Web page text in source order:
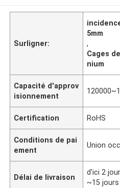
Surligner:
5mm
,
Cages
nium
Capacité d'approv
isionnement
Certification RoHS
Conditions de pai
ement
Union
Délai de livraison
d'ici 2
~15